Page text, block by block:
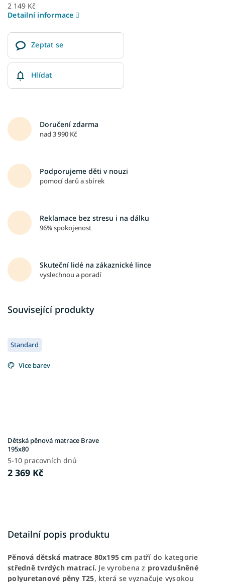
2 149 Kč
Detailní informace
Zeptat se
Hlídat
Doručení zdarma
nad 3 990 Kč
Podporujeme děti v nouzi
pomocí darů a sbírek
Reklamace bez stresu i na dálku
96% spokojenost
Skuteční lidé na zákaznické lince
vyslechnou a poradí
Související produkty
Standard
Více barev
Dětská pěnová matrace Brave
195x80
5-10 pracovních dnů
2 369 Kč
Detailní popis produktu
Pěnová dětská matrace 80x195 cm patří do kategorie
středně tvrdých matrací. Je vyrobena z provzdušněné
polyuretanové pěny T25, která se vyznačuje vysokou